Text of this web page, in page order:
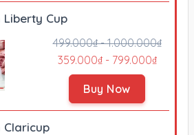
Liberty Cup
499.000₫ - 1.000.000₫
359.000₫ - 799.000₫
Buy Now
Claricup